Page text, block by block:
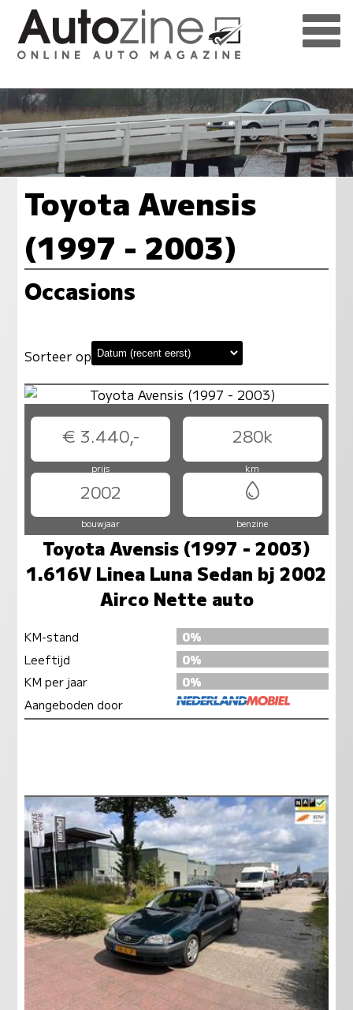
Toyota Avensis
(1997 - 2003)
Occasions
Sorteer op
€ 3.440,- 280k
prijs km
2002
bouwjaar benzine
Toyota Avensis (1997 - 2003)
1.616V Linea Luna Sedan bj 2002
Airco Nette auto
KM-stand
0%
Leeftijd
0%
KM per jaar
0%
Aangeboden door